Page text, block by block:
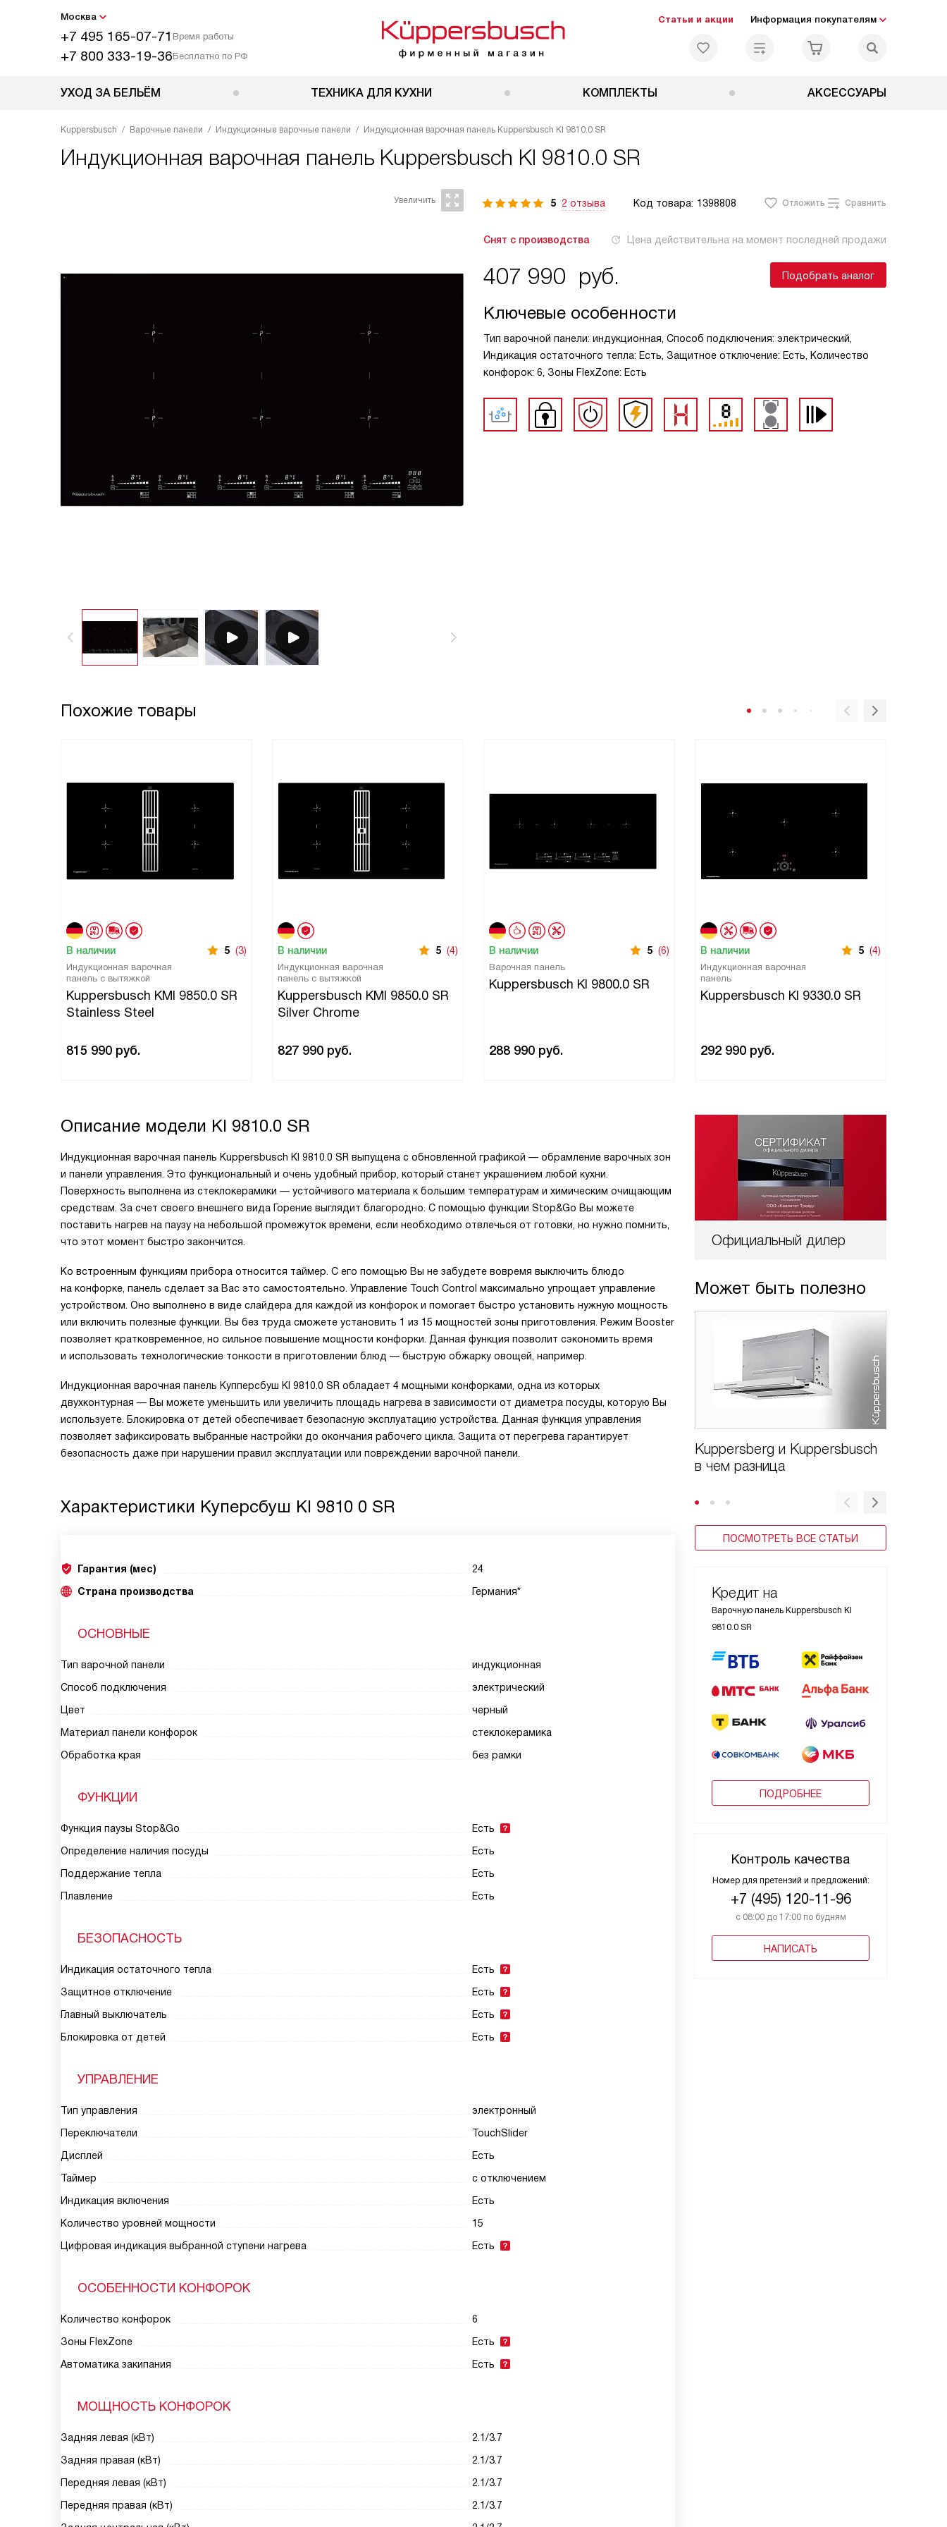
Москва
+7 495 165-07-71 Время работы
+7 800 333-19-36Бесплатно по РФ
Статьи и акции Информация покупателям
УХОД ЗА БЕЛЬЁМ ТЕХНИКА ДЛЯ КУХНИ КОМПЛЕКТЫ АКСЕССУАРЫ
Kuppersbusch Варочные панели Индукционные варочные панели Индукционная варочная панель Kuppersbusch KI 9810.0 SR
Индукционная варочная панель Kuppersbusch KI 9810.0 SR
5 2 отзыва Код товара: 1398808 Отложить Сравнить
Снят с производства Цена действительна на момент последней продажи
407 990 руб. Подобрать аналог
Ключевые особенности
Тип варочной панели: индукционная, Способ подключения: электрический,
Индикация остаточного тепла: Есть, Защитное отключение: Есть, Количество
конфорок: 6, Зоны FlexZone: Есть
Похожие товары
В наличии 5 (3)
Индукционная варочная
панель с вытяжкой
Kuppersbusch KMI 9850.0 SR
Stainless Steel
815 990 руб.
В наличии 5 (4)
Индукционная варочная
панель с вытяжкой
Kuppersbusch KMI 9850.0 SR
Silver Chrome
827 990 руб.
В наличии 5 (6)
Варочная панель
Kuppersbusch KI 9800.0 SR
288 990 руб.
В наличии 5 (4)
Индукционная варочная
панель
Kuppersbusch KI 9330.0 SR
292 990 руб.
Официальный дилер
Может быть полезно
Kuppersberg и Kuppersbusch
в чем разница
ПОСМОТРЕТЬ ВСЕ СТАТЬИ
Кредит на
Варочную панель Kuppersbusch KI
9810.0 SR
ПОДРОБНЕЕ
Контроль качества
Номер для претензий и предложений:
+7 (495) 120-11-96
с 08:00 до 17:00 по будням
НАПИСАТЬ
Описание модели KI 9810.0 SR
Индукционная варочная панель Kuppersbusch KI 9810.0 SR выпущена с обновленной графикой — обрамление варочных зон
и панели управления. Это функциональный и очень удобный прибор, который станет украшением любой кухни.
Поверхность выполнена из стеклокерамики — устойчивого материала к большим температурам и химическим очищающим
средствам. За счет своего внешнего вида Горение выглядит благородно. С помощью функции Stop&Go Вы можете
поставить нагрев на паузу на небольшой промежуток времени, если необходимо отвлечься от готовки, но нужно помнить,
что этот момент быстро закончится.
Ко встроенным функциям прибора относится таймер. С его помощью Вы не забудете вовремя выключить блюдо
на конфорке, панель сделает за Вас это самостоятельно. Управление Touch Control максимально упрощает управление
устройством. Оно выполнено в виде слайдера для каждой из конфорок и помогает быстро установить нужную мощность
или включить полезные функции. Вы без труда сможете установить 1 из 15 мощностей зоны приготовления. Режим Booster
позволяет кратковременное, но сильное повышение мощности конфорки. Данная функция позволит сэкономить время
и использовать технологические тонкости в приготовлении блюд — быструю обжарку овощей, например.
Индукционная варочная панель Купперсбуш KI 9810.0 SR обладает 4 мощными конфорками, одна из которых
двухконтурная — Вы можете уменьшить или увеличить площадь нагрева в зависимости от диаметра посуды, которую Вы
используете. Блокировка от детей обеспечивает безопасную эксплуатацию устройства. Данная функция управления
позволяет зафиксировать выбранные настройки до окончания рабочего цикла. Защита от перегрева гарантирует
безопасность даже при нарушении правил эксплуатации или повреждении варочной панели.
Характеристики Куперсбуш KI 9810 0 SR
Гарантия (мес)
24
Страна производства
Германия*
ОСНОВНЫЕ
Тип варочной панели
индукционная
Способ подключения
электрический
Цвет
черный
Материал панели конфорок
стеклокерамика
Обработка края
без рамки
ФУНКЦИИ
Функция паузы Stop&Go
Есть
Определение наличия посуды
Есть
Поддержание тепла
Есть
Плавление
Есть
БЕЗОПАСНОСТЬ
Индикация остаточного тепла
Есть
Защитное отключение
Есть
Главный выключатель
Есть
Блокировка от детей
Есть
УПРАВЛЕНИЕ
Тип управления
электронный
Переключатели
TouchSlider
Дисплей
Есть
Таймер
с отключением
Индикация включения
Есть
Количество уровней мощности
15
Цифровая индикация выбранной ступени нагрева
Есть
ОСОБЕННОСТИ КОНФОРОК
Количество конфорок
6
Зоны FlexZone
Есть
Автоматика закипания
Есть
МОЩНОСТЬ КОНФОРОК
Задняя левая (кВт)
2.1/3.7
Задняя правая (кВт)
2.1/3.7
Передняя левая (кВт)
2.1/3.7
Передняя правая (кВт)
2.1/3.7